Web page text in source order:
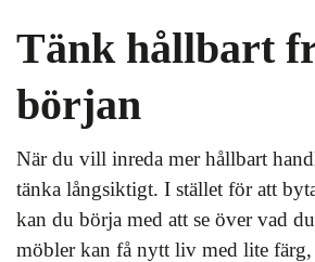
Tänk hållbart
början
När du vill inreda mer hållbart
tänka långsiktigt. I stället för att
kan du börja med att se över vad
möbler kan få nytt liv med lite färg,